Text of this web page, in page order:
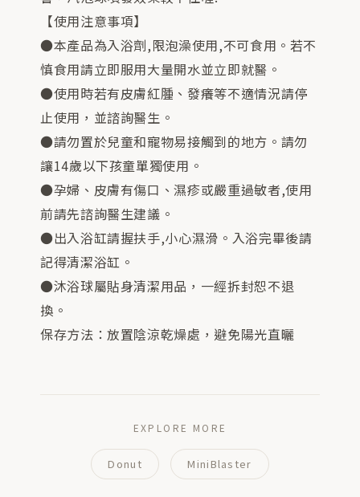
【使用注意事項】
●本產品為入浴劑,限泡澡使用,不可食用。若不
慎食用請立即服用大量開水並立即就醫。
●使用時若有皮膚紅腫、發癢等不適情況請停
止使用，並諮詢醫生。
●請勿置於兒童和寵物易接觸到的地方。請勿
讓14歲以下孩童單獨使用。
●孕婦、皮膚有傷口、濕疹或嚴重過敏者,使用
前請先諮詢醫生建議。
●出入浴缸請握扶手,小心濕滑。入浴完畢後請
記得清潔浴缸。
●沐浴球屬貼身清潔用品，一經拆封恕不退
換。
保存方法：放置陰涼乾燥處，避免陽光直曬
EXPLORE MORE
Donut MiniBlaster